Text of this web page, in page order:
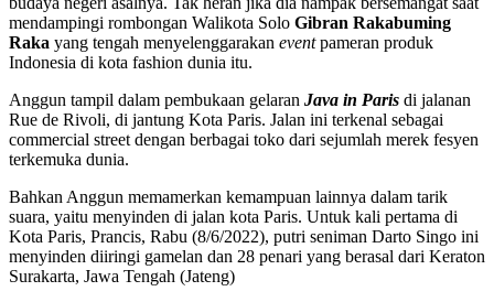
mendampingi rombongan Walikota Solo Gibran Rakabuming
Raka yang tengah menyelenggarakan eventpameran produk
Indonesia di kota fashion dunia itu.
Anggun tampil dalam pembukaan gelaran Java in Paris di jalanan
Rue de Rivoli, di jantung Kota Paris. Jalan ini terkenal sebagai
commercial street dengan berbagai toko dari sejumlah merek fesyen
terkemuka dunia.
Bahkan Anggun memamerkan kemampuan lainnya dalam tarik
suara, yaitu menyinden di jalan kota Paris. Untuk kali pertama di
Kota Paris, Prancis, Rabu (8/6/2022), putri seniman Darto Singo ini
menyinden diiringi gamelan dan 28 penari yang berasal dari Keraton
Surakarta, Jawa Tengah (Jateng)